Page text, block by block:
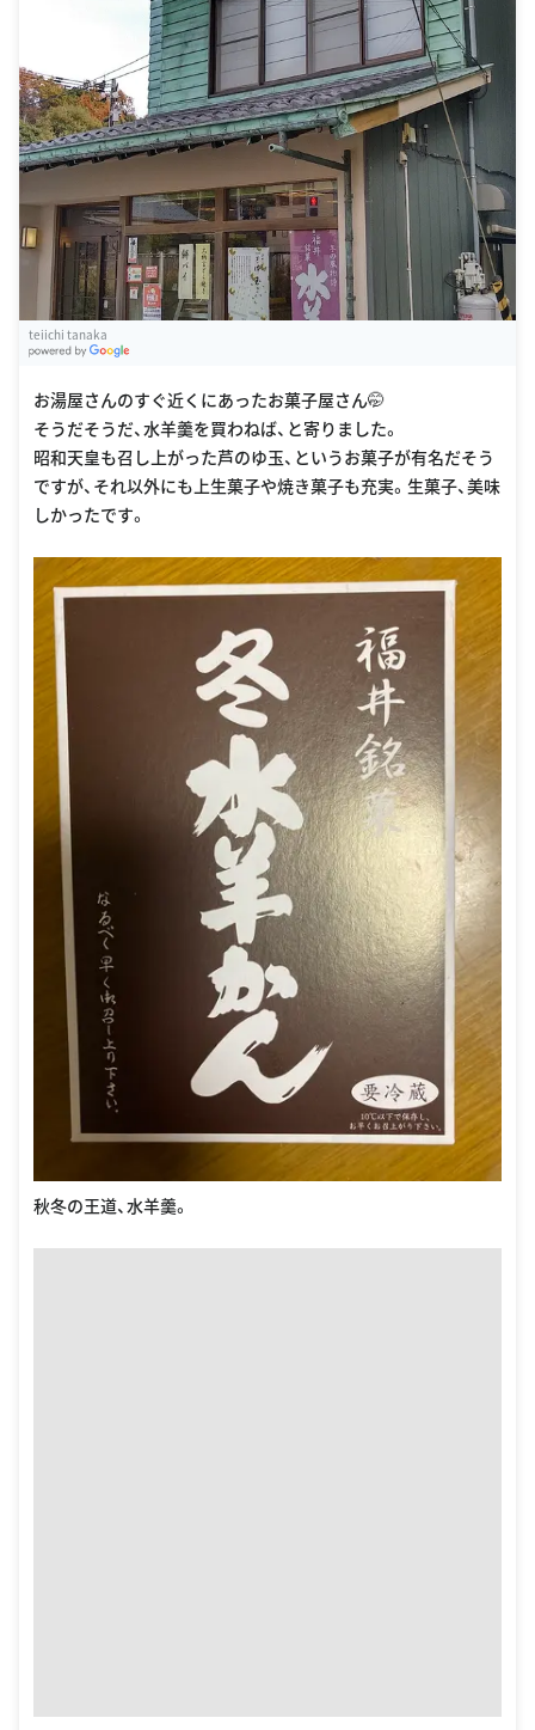
teiichi tanaka
お湯屋さんのすぐ近くにあったお菓子屋さん🤭
そうだそうだ、水羊羹を買わねば、と寄りました。
昭和天皇も召し上がった芦のゆ玉、というお菓子が有名だそう
ですが、それ以外にも上生菓子や焼き菓子も充実。生菓子、美味
しかったです。
秋冬の王道、水羊羹。